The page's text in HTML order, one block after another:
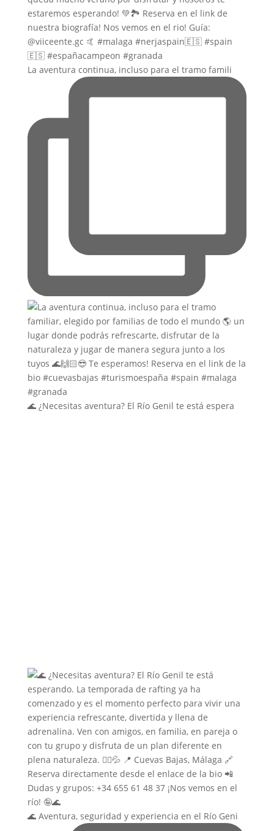
La aventura continua, incluso para el tramo famili
🌊 ¿Necesitas aventura? El Río Genil te está espera
🌊 Aventura, seguridad y experiencia en el Río Geni